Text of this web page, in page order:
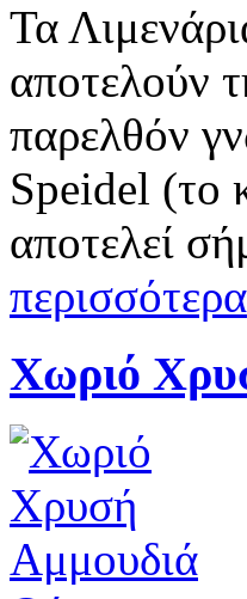
Τα
αποτελούν
παρελθόν
Speidel (το
αποτελεί
περισσότερα
Χωριό